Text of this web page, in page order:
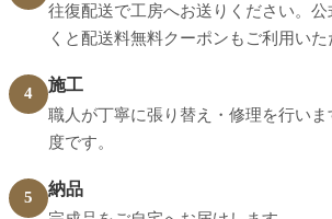
往復配送で工房へお送りください。
くと配送料無料クーポンもご利用いた
4 施工
職人が丁寧に張り替え・修理を行い
度です。
5 納品